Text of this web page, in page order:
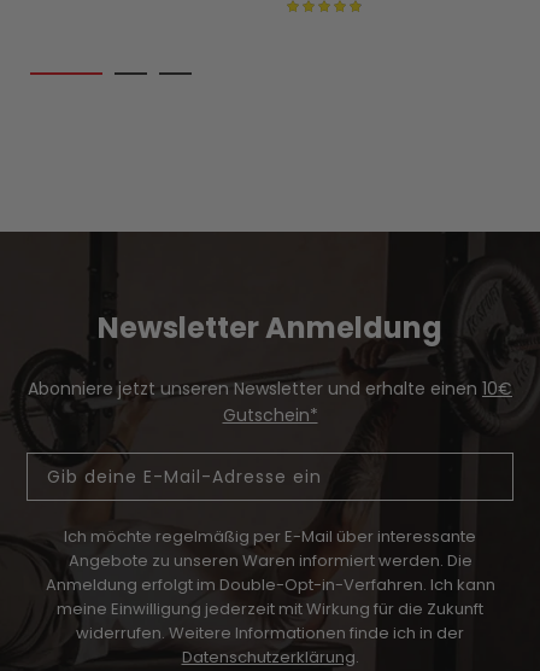
Bewertung:
Newsletter Anmeldung
Abonniere jetzt unseren Newsletter und erhalte einen 10€
Gutschein*
Email
Ich möchte regelmäßig per E-Mail über interessante
Angebote zu unseren Waren informiert werden. Die
Anmeldung erfolgt im Double-Opt-in-Verfahren. Ich kann
meine Einwilligung jederzeit mit Wirkung für die Zukunft
widerrufen. Weitere Informationen finde ich in der
Datenschutzerklärung.